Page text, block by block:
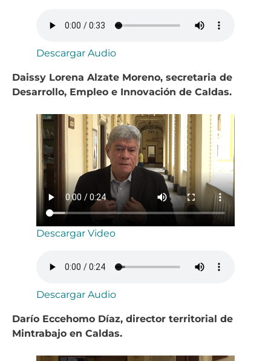
Descargar Audio
Daissy Lorena Alzate Moreno, secretaria de
Desarrollo, Empleo e Innovación de Caldas.
Descargar Video
Descargar Audio
Darío Eccehomo Díaz, director territorial de
Mintrabajo en Caldas.